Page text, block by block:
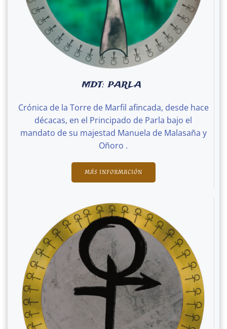
MDT: PARLA
Crónica de la Torre de Marfil afincada, desde hace
décacas, en el Principado de Parla bajo el
mandato de su majestad Manuela de Malasaña y
Oñoro .
MÁS INFORMACIÓN